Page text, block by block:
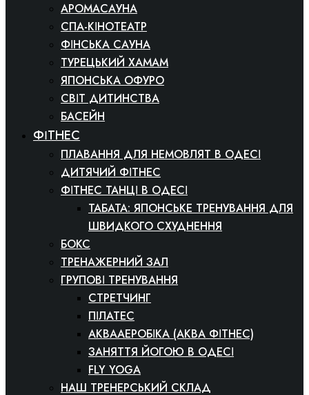
АРОМАСАУНА
СПА-КІНОТЕАТР
ФІНСЬКА САУНА
ТУРЕЦЬКИЙ ХАМАМ
ЯПОНСЬКА ОФУРО
СВІТ ДИТИНСТВА
БАСЕЙН
ФІТНЕС
ПЛАВАННЯ ДЛЯ НЕМОВЛЯТ В ОДЕСІ
ДИТЯЧИЙ ФІТНЕС
ФІТНЕС ТАНЦІ В ОДЕСІ
ТАБАТА: ЯПОНСЬКЕ ТРЕНУВАННЯ ДЛЯ
ШВИДКОГО СХУДНЕННЯ
БОКС
ТРЕНАЖЕРНИЙ ЗАЛ
ГРУПОВІ ТРЕНУВАННЯ
СТРЕТЧИНГ
ПІЛАТЕС
АКВААЕРОБІКА (АКВА ФІТНЕС)
ЗАНЯТТЯ ЙОГОЮ В ОДЕСІ
FLY YOGA
НАШ ТРЕНЕРСЬКИЙ СКЛАД